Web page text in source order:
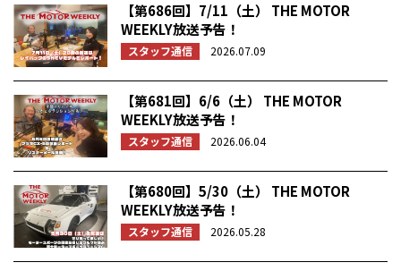
【第686回】7/11（土） THE MOTOR
WEEKLY放送予告！
スタッフ通信 2026.07.09
【第681回】6/6（土） THE MOTOR
WEEKLY放送予告！
スタッフ通信 2026.06.04
【第680回】5/30（土） THE MOTOR
WEEKLY放送予告！
スタッフ通信 2026.05.28